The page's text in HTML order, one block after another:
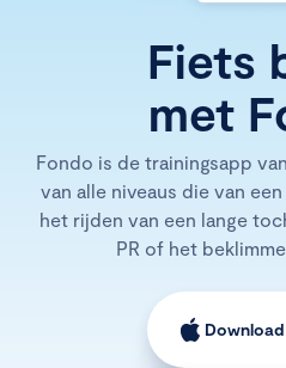
Fiets
met
Fondo is de trainingsapp
van alle niveaus die van
het rijden van een lange
PR of het